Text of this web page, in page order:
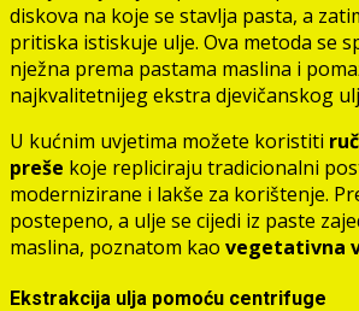
diskova na koje se stavlja pasta, a
pritiska istiskuje ulje. Ova metoda se
nježna prema pastama maslina i
najkvalitetnijeg ekstra djevičanskog
U kućnim uvjetima možete koristiti
preše koje repliciraju tradicionalni
modernizirane i lakše za korištenje.
postepeno, a ulje se cijedi iz paste
maslina, poznatom kao vegetativna
Ekstrakcija ulja pomoću centrifuge